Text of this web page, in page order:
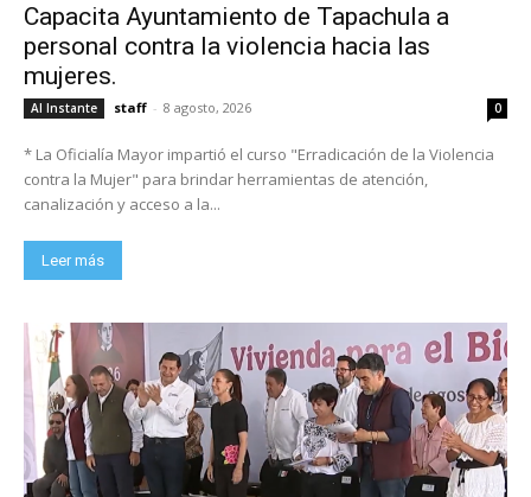
Capacita Ayuntamiento de Tapachula a
personal contra la violencia hacia las
mujeres.
Al Instante staff - 8 agosto, 2026 0
* La Oficialía Mayor impartió el curso "Erradicación de la Violencia
contra la Mujer" para brindar herramientas de atención,
canalización y acceso a la...
Leer más